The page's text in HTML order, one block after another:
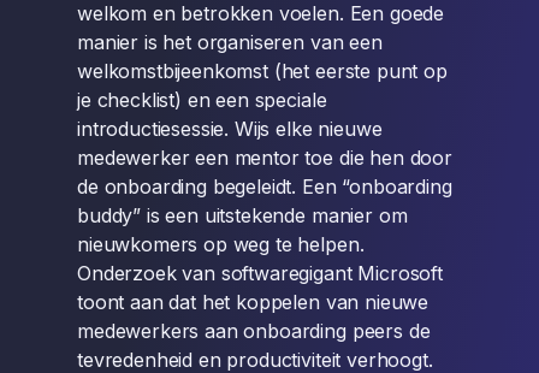
welkom en betrokken voelen. Een goede
manier is het organiseren van een
welkomstbijeenkomst (het eerste punt op
je checklist) en een speciale
introductiesessie. Wijs elke nieuwe
medewerker een mentor toe die hen door
de onboarding begeleidt. Een “onboarding
buddy” is een uitstekende manier om
nieuwkomers op weg te helpen.
Onderzoek van softwaregigant Microsoft
toont aan dat het koppelen van nieuwe
medewerkers aan onboarding peers de
tevredenheid en productiviteit verhoogt.